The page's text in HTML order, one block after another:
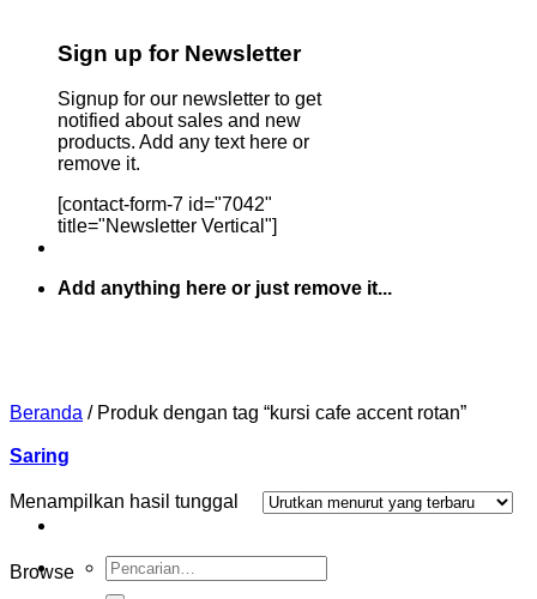
Sign up for Newsletter
Signup for our newsletter to get
notified about sales and new
products. Add any text here or
remove it.
[contact-form-7 id="7042"
title="Newsletter Vertical"]
Add anything here or just remove it...
Pencarian
untuk:
Beranda /Produk dengan tag “kursi cafe accent rotan”
Saring
Menampilkan hasil tunggal
Browse